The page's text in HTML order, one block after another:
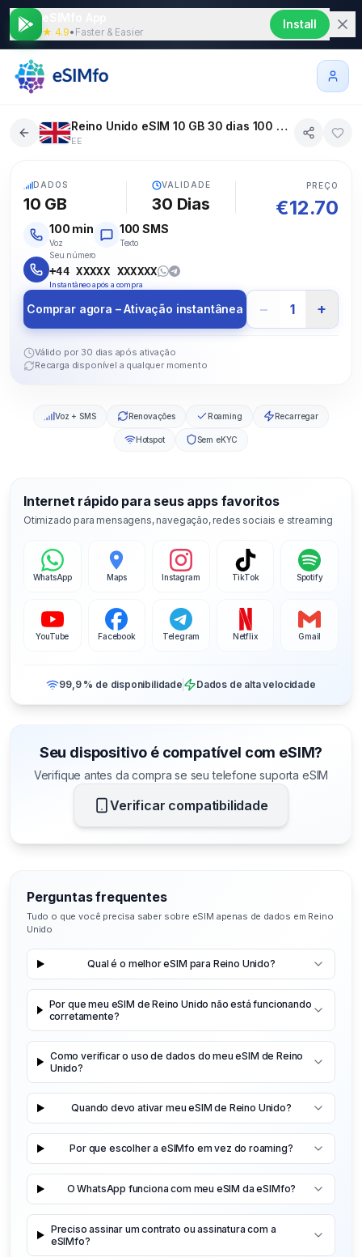
★ 4.9• Faster & Easier
Install
Reino Unido eSIM 10 GB 30 dias 100 SMS 100 Voz
EE
DADOS
10 GB
VALIDADE
30 Dias
PREÇO
€12.70
100 min
Voz
100 SMS
Texto
Seu número
+44 XXXXX XXXXXX
Instantâneo após a compra
Comprar agora – Ativação instantânea − 1 +
Válido por 30 dias após ativação
Recarga disponível a qualquer momento
Voz + SMS Renovações Roaming Recarregar
Hotspot Sem eKYC
Internet rápido para seus apps favoritos
Otimizado para mensagens, navegação, redes sociais e streaming
WhatsApp Maps Instagram TikTok Spotify
YouTube Facebook Telegram Netflix Gmail
99,9 % de disponibilidade Dados de alta velocidade
Seu dispositivo é compatível com eSIM?
Verifique antes da compra se seu telefone suporta eSIM
Verificar compatibilidade
Perguntas frequentes
Tudo o que você precisa saber sobre eSIM apenas de dados em Reino
Unido
Qual é o melhor eSIM para Reino Unido?
Por que meu eSIM de Reino Unido não está funcionando
corretamente?
Como verificar o uso de dados do meu eSIM de Reino
Unido?
Quando devo ativar meu eSIM de Reino Unido?
Por que escolher a eSIMfo em vez do roaming?
O WhatsApp funciona com meu eSIM da eSIMfo?
Preciso assinar um contrato ou assinatura com a
eSIMfo?